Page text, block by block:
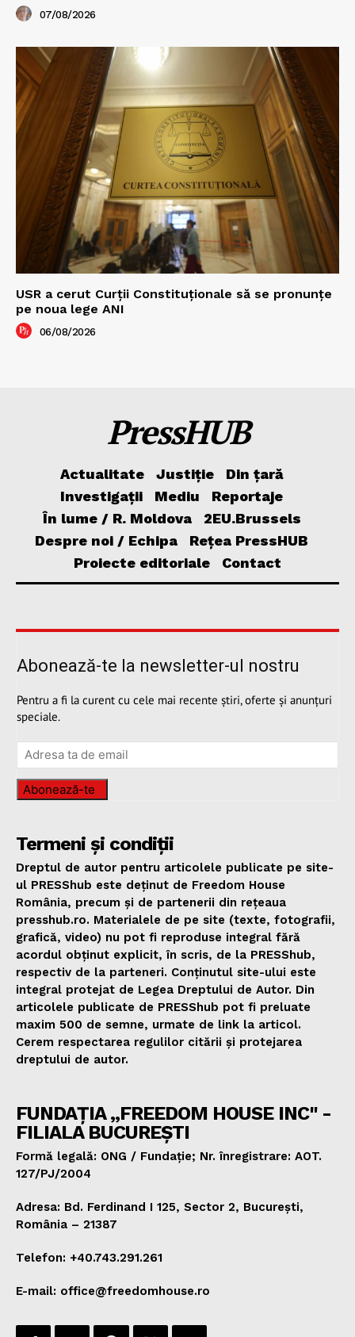
07/08/2026
USR a cerut Curții Constituționale să se pronunțe
pe noua lege ANI
06/08/2026
PressHUB
Actualitate Justiție
Din țară
Investigații
Mediu
Reportaje
În lume / R. Moldova
2EU.Brussels
Despre noi / Echipa
Rețea PressHUB
Proiecte editoriale
Contact
Abonează-te la newsletter-ul nostru
Pentru a fi la curent cu cele mai recente știri, oferte și anunțuri
speciale.
Abonează-te
Termeni și condiții
Dreptul de autor pentru articolele publicate pe site-
ul PRESShub este deținut de Freedom House
România, precum și de partenerii din rețeaua
presshub.ro. Materialele de pe site (texte, fotografii,
grafică, video) nu pot fi reproduse integral fără
acordul obținut explicit, în scris, de la PRESShub,
respectiv de la parteneri. Conținutul site-ului este
integral protejat de Legea Dreptului de Autor. Din
articolele publicate de PRESShub pot fi preluate
maxim 500 de semne, urmate de link la articol.
Cerem respectarea regulilor citării și protejarea
dreptului de autor.
FUNDAȚIA „FREEDOM HOUSE INC" -
FILIALA BUCUREȘTI
Formă legală: ONG / Fundație; Nr. înregistrare: AOT.
127/PJ/2004
Adresa: Bd. Ferdinand I 125, Sector 2, București,
România – 21387
Telefon: +40.743.291.261
E-mail: office@freedomhouse.ro